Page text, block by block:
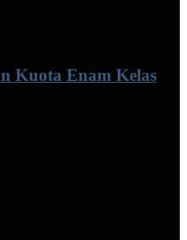
Kuota Enam Kelas